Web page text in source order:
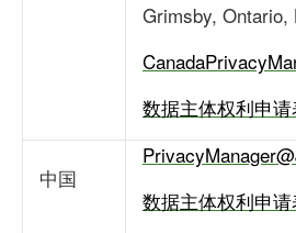
Grimsby, Ontario,
数据主体权利申请
中国
数据主体权利申请